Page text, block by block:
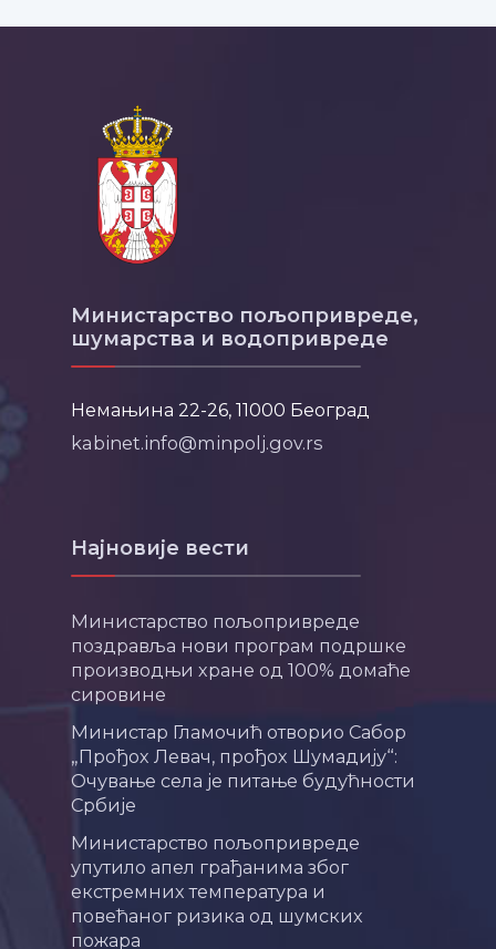
Министарство пољопривреде,
шумарства и водопривреде
Немањина 22-26, 11000 Београд
kabinet.info@minpolj.gov.rs
Најновије вести
Министарство пољопривреде
поздравља нови програм подршке
производњи хране од 100% домаће
сировине
Министар Гламочић отворио Сабор
„Прођох Левач, прођох Шумадију“:
Очување села је питање будућности
Србије
Министарство пољопривреде
упутило апел грађанима због
екстремних температура и
повећаног ризика од шумских
пожара